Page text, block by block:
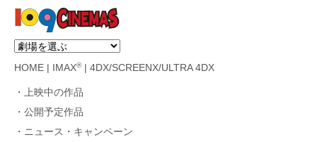
HOME IMAX®| 4DX/SCREENX/ULTRA 4DX
上映中の作品
公開予定作品
ニュース・キャンペーン